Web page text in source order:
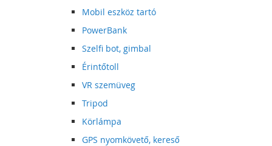
Mobil eszköz tartó
PowerBank
Szelfi bot, gimbal
Érintőtoll
VR szemüveg
Tripod
Körlámpa
GPS nyomkövető, kereső